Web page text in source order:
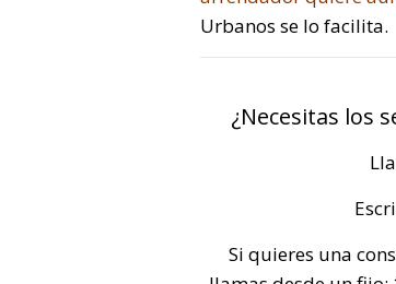
Urbanos se lo facilita.
¿Necesitas los
Si quieres una